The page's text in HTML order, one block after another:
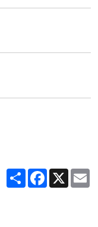
ShareFacebook
X